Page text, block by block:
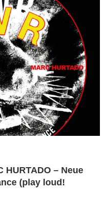
HURTADO – Neue
(play loud!